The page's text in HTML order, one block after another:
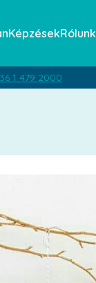
KépzésekRólunk
1 479 2000